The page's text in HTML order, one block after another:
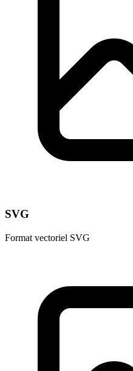
SVG
Format vectoriel SVG